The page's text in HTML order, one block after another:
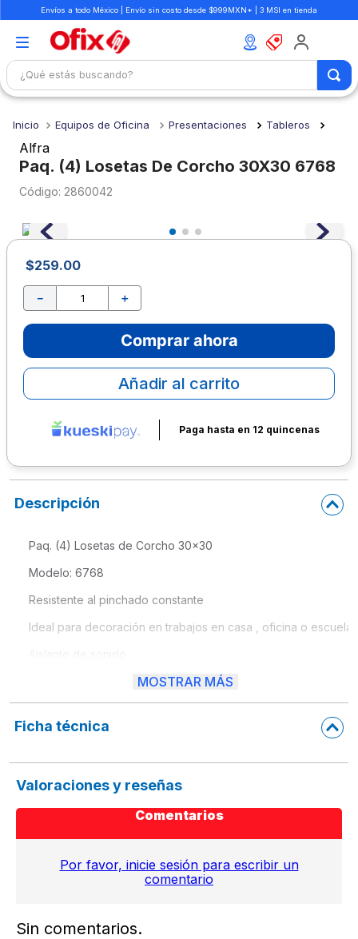
Envíos a todo México | Envío sin costo desde $999MXN* | 3 MSI en tienda
¿Qué estás buscando?
Equipos de Oficina Presentaciones Tableros
Alfra
Paq. (4) Losetas De Corcho 30X30 6768
: 2860042
$259.00
＋
－
Comprar ahora
Añadir al carrito
Paga hasta en 12 quincenas
Descripción
Paq. (4) Losetas de Corcho 30x30
Modelo: 6768
Resistente al pinchado constante
Ideal para decoración en trabajos en casa , oficina o escuela.
Frente con cara pulida para diferentes usos .
MOSTRAR MÁS
Ficha técnica
Valoraciones y reseñas
Comentarios
Por favor, inicie sesión para escribir un
comentario
Sin comentarios.
1.
mochilas
2.
libretas
3.
cuaderno
5.
colores
6.
boligrafo
escritorio
8.
sacapuntas
9.
escolar